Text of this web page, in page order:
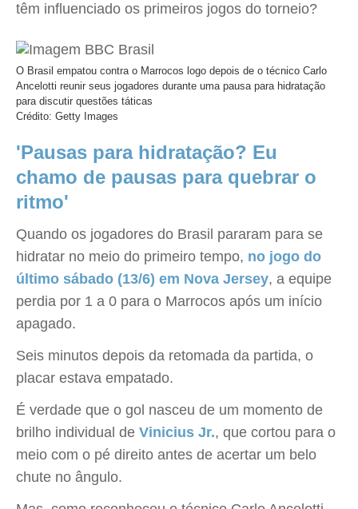
têm influenciado os primeiros jogos do torneio?
O Brasil empatou contra o Marrocos logo depois de o técnico Carlo
Ancelotti reunir seus jogadores durante uma pausa para hidratação
para discutir questões táticas
Crédito: Getty Images
'Pausas para hidratação? Eu
chamo de pausas para quebrar o
ritmo'
Quando os jogadores do Brasil pararam para se
hidratar no meio do primeiro tempo, no jogo do
último sábado (13/6) em Nova Jersey, a equipe
perdia por 1 a 0 para o Marrocos após um início
apagado.
Seis minutos depois da retomada da partida, o
placar estava empatado.
É verdade que o gol nasceu de um momento de
brilho individual de Vinicius Jr., que cortou para o
meio com o pé direito antes de acertar um belo
chute no ângulo.